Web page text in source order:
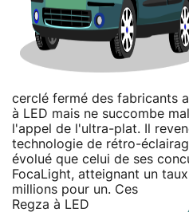
cerclé fermé des fabricants
à LED mais ne succombe
l'appel de l'ultra-plat. Il
technologie de rétro-
évolué que celui de ses
FocaLight, atteignant un
millions pour un. Ces
Regza à LED